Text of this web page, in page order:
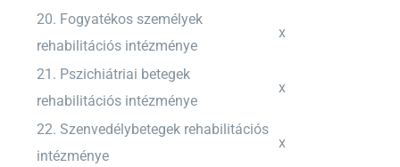
20. Fogyatékos személyek
rehabilitációs intézménye
x
21. Pszichiátriai betegek
rehabilitációs intézménye
x
22. Szenvedélybetegek rehabilitációs
intézménye
x